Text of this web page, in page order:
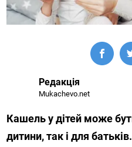
Редакція
Mukachevo.net
Кашель у дітей може
дитини, так і для